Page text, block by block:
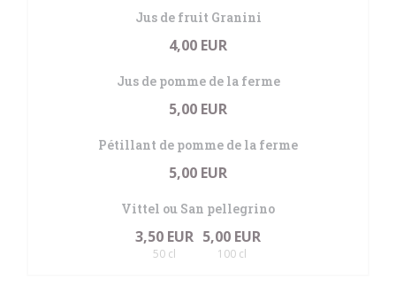
Jus de fruit Granini
4,00 EUR
Jus de pomme de la ferme
5,00 EUR
Pétillant de pomme de la ferme
5,00 EUR
Vittel ou San pellegrino
3,50 EUR
50 cl
5,00 EUR
100 cl